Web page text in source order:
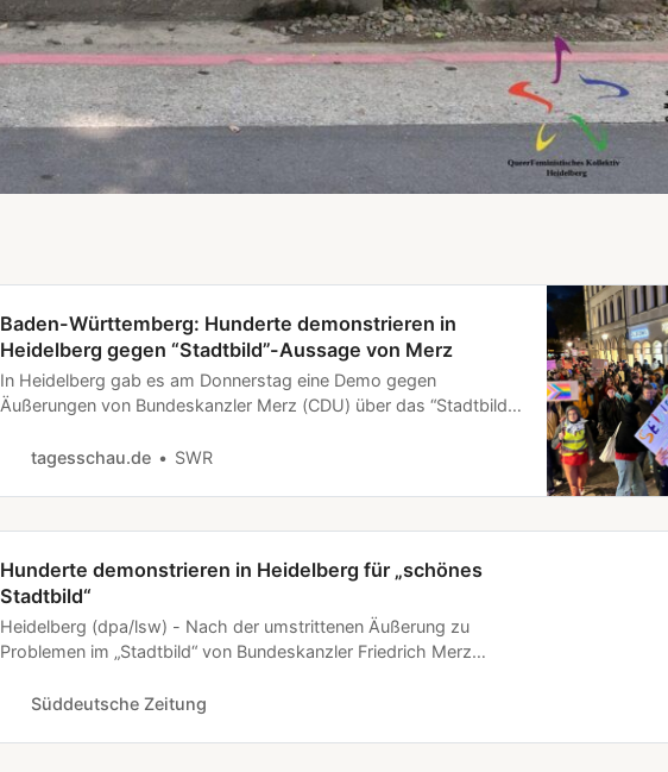
Baden-Württemberg: Hunderte demonstrieren in
Heidelberg gegen “Stadtbild”-Aussage von Merz
In Heidelberg gab es am Donnerstag eine Demo gegen
Äußerungen von Bundeskanzler Merz (CDU) über das “Stadtbild”
Organisationen auf.
tagesschau.de SWR
Hunderte demonstrieren in Heidelberg für „schönes
Stadtbild“
Heidelberg (dpa/lsw) - Nach der umstrittenen Äußerung zu
Problemen im „Stadtbild“ von Bundeskanzler Friedrich Merz
Menschen auf die Straße gegangen. Zu der Demonstration unter
Süddeutsche Zeitung